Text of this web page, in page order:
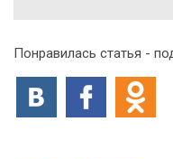
Понравилась статья -